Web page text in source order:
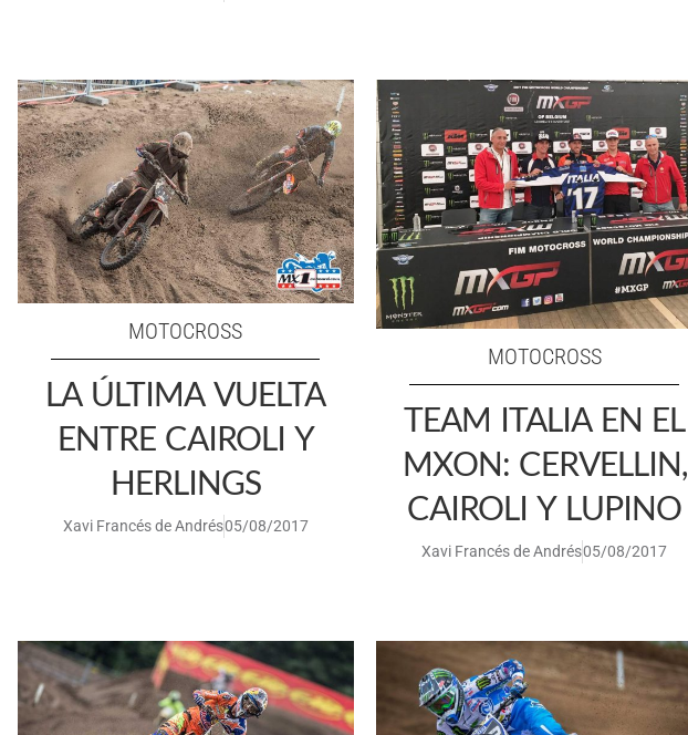
MOTOCROSS
LA ÚLTIMA VUELTA
ENTRE CAIROLI Y
HERLINGS
Xavi Francés de Andrés05/08/2017
MOTOCROSS
TEAM ITALIA EN EL
MXON: CERVELLIN,
CAIROLI Y LUPINO
Xavi Francés de Andrés05/08/2017